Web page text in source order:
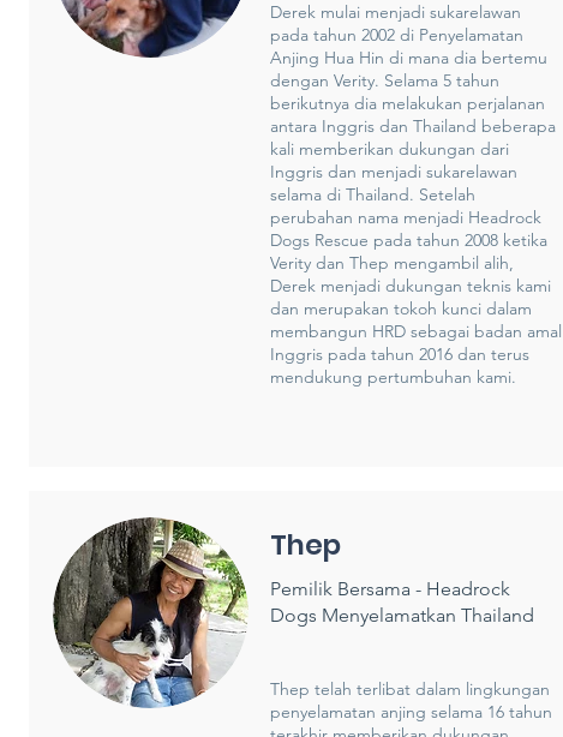
Derek mulai menjadi sukarelawan
pada tahun 2002 di Penyelamatan
Anjing Hua Hin di mana dia bertemu
dengan Verity. Selama 5 tahun
berikutnya dia melakukan perjalanan
antara Inggris dan Thailand beberapa
kali memberikan dukungan dari
Inggris dan menjadi sukarelawan
selama di Thailand. Setelah
perubahan nama menjadi Headrock
Dogs Rescue pada tahun 2008 ketika
Verity dan Thep mengambil alih,
Derek menjadi dukungan teknis kami
dan merupakan tokoh kunci dalam
membangun HRD sebagai badan amal
Inggris pada tahun 2016 dan terus
mendukung pertumbuhan kami.
Thep
Pemilik Bersama - Headrock
Dogs Menyelamatkan Thailand
Thep telah terlibat dalam lingkungan
penyelamatan anjing selama 16 tahun